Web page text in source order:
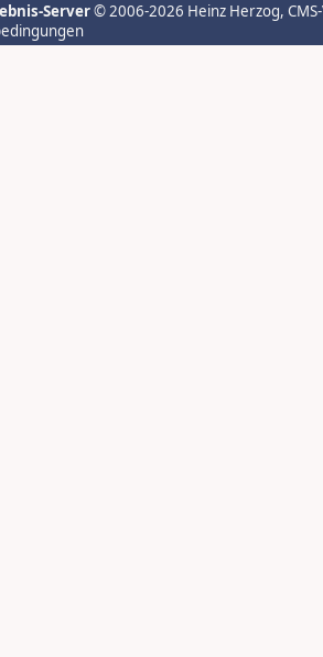
Server© 2006-2026 Heinz Herzog,